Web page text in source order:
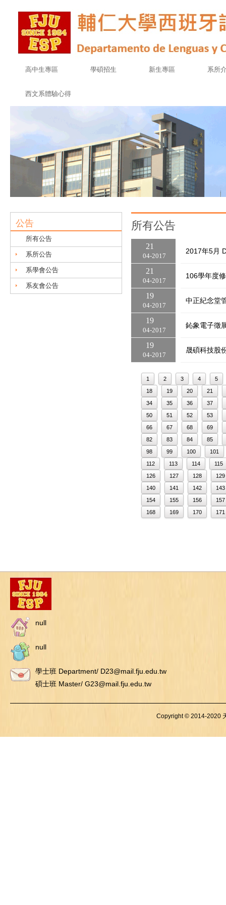
高中生專區 學碩招生 新生專區 系所
西文系體驗心得
公告
所有公告
系所公告
系學會公告
系友會公告
所有公告
04 2017
21
2017年5月
04 2017
21
106學年度
04 2017
19
中正紀念堂
04 2017
19
鈊象電子徵
04 2017
19
晟碩科技股
1 2 3 4
5
18
19 20
21
34
35 36
37
50
51 52
53
66
67 68
69
82
83 84
85
98
99 100
101
112
113 114
115
126
127 128
129
140
141 142
143
154
155 156
157
168
169 170 171
null
null
學士班 Department/ D23@mail.fju.edu.tw
碩士班 Master/ G23@mail.fju.edu.tw
Copyright © 2014-2020